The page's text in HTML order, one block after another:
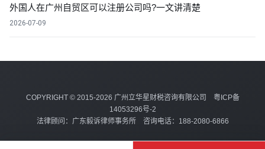
外国人在广州自贸区可以注册公司吗?一文讲清楚
2026-07-09
COPYRIGHT © 2015-2026 广州立华星财税咨询有限公司 粤ICP备
14053296号-2
法律顾问：广东毅诉律师事务所 咨询电话：188-2080-6866